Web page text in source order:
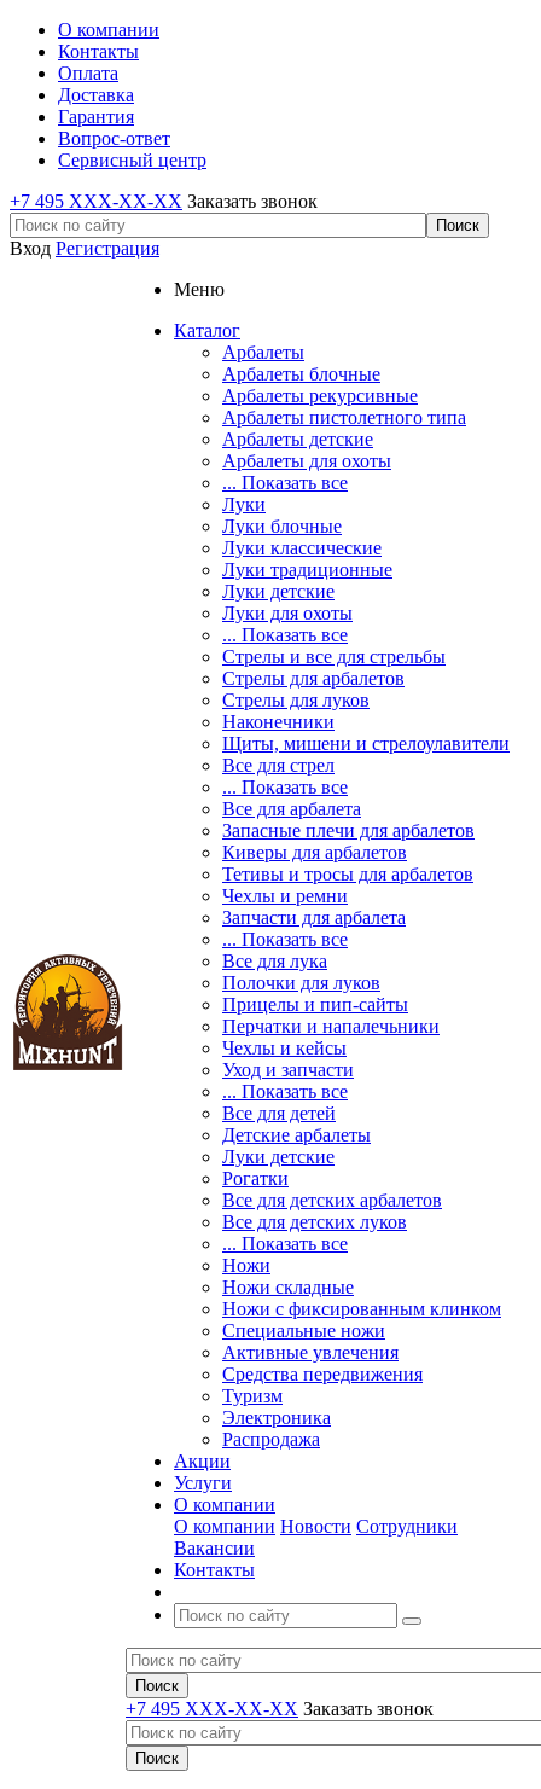
О компании
Контакты
Оплата
Доставка
Гарантия
Вопрос-ответ
Сервисный центр
+7 495 XXX-XX-XX Заказать звонок
Вход Регистрация
Меню
Каталог
Арбалеты
Арбалеты блочные
Арбалеты рекурсивные
Арбалеты пистолетного типа
Арбалеты детские
Арбалеты для охоты
... Показать все
Луки
Луки блочные
Луки классические
Луки традиционные
Луки детские
Луки для охоты
... Показать все
Стрелы и все для стрельбы
Стрелы для арбалетов
Стрелы для луков
Наконечники
Щиты, мишени и стрелоулавители
Все для стрел
... Показать все
Все для арбалета
Запасные плечи для арбалетов
Киверы для арбалетов
Тетивы и тросы для арбалетов
Чехлы и ремни
Запчасти для арбалета
... Показать все
Все для лука
Полочки для луков
Прицелы и пип-сайты
Перчатки и напалечьники
Чехлы и кейсы
Уход и запчасти
... Показать все
Все для детей
Детские арбалеты
Луки детские
Рогатки
Все для детских арбалетов
Все для детских луков
... Показать все
Ножи
Ножи складные
Ножи с фиксированным клинком
Специальные ножи
Активные увлечения
Средства передвижения
Туризм
Электроника
Распродажа
Акции
Услуги
О компании
О компании Новости Сотрудники
Вакансии
Контакты
+7 495 XXX-XX-XX Заказать звонок